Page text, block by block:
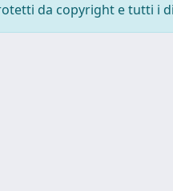
da copyright e tutti i